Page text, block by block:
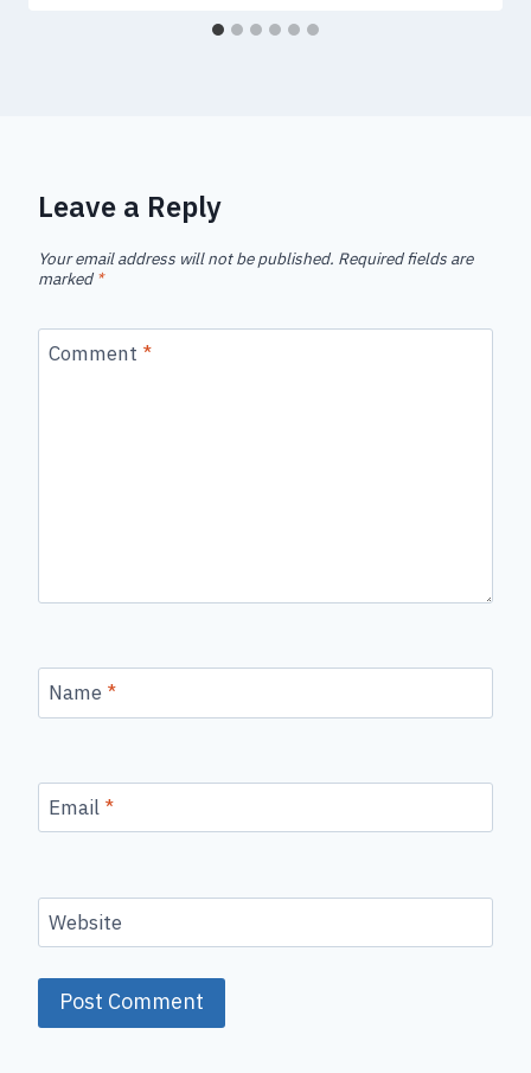
Leave a Reply
Your email address will not be published. Required fields are
marked*
Comment *
Name*
Email*
Website